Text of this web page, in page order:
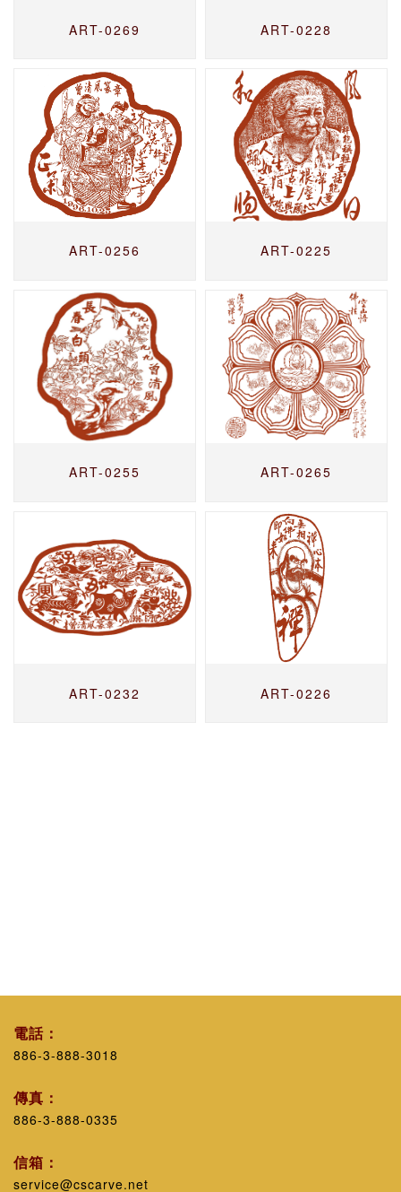
ART-0269 ART-0228
ART-0256 ART-0225
ART-0255 ART-0265
ART-0232 ART-0226
電話：
886-3-888-3018
傳真：
886-3-888-0335
信箱：
service@cscarve.net